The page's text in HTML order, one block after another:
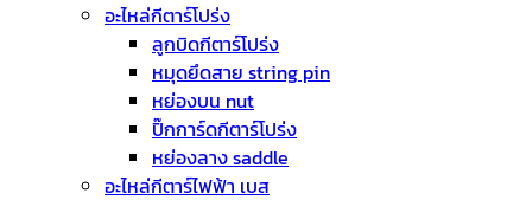
อะไหล่กีตาร์โปร่ง
ลูกบิดกีตาร์โปร่ง
หมุดยึดสาย string pin
หย่องบน nut
ปิ๊กการ์ดกีตาร์โปร่ง
หย่องลาง saddle
อะไหล่กีตาร์ไฟฟ้า เบส